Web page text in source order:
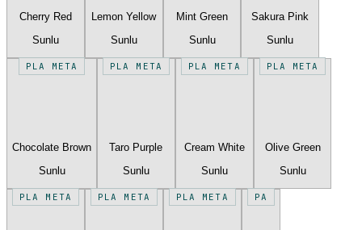
Cherry Red
Sunlu
Lemon Yellow
Sunlu
Mint Green
Sunlu
Sakura Pink
Sunlu
PLA META
Chocolate Brown
Sunlu
PLA META
Taro Purple
Sunlu
PLA META
Cream White
Sunlu
PLA META
Olive Green
Sunlu
PLA META PLA META PLA META PA